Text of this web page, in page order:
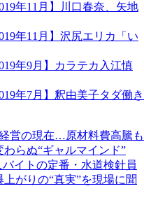
年11月】川口春奈、矢地
年11月】沢尻エリカ「い
年9月】カラテカ入江慎
年7月】釈由美子タダ働き
営の現在…原材料費高騰も
わらぬ“ギャルマインド”
バイトの定番・水道検針員
がりの“真実”を現場に聞